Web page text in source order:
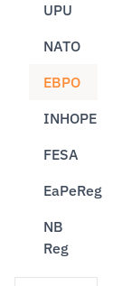
UPU
NATO
EBPO
INHOPE
FESA
EaPeReg
NB
Reg